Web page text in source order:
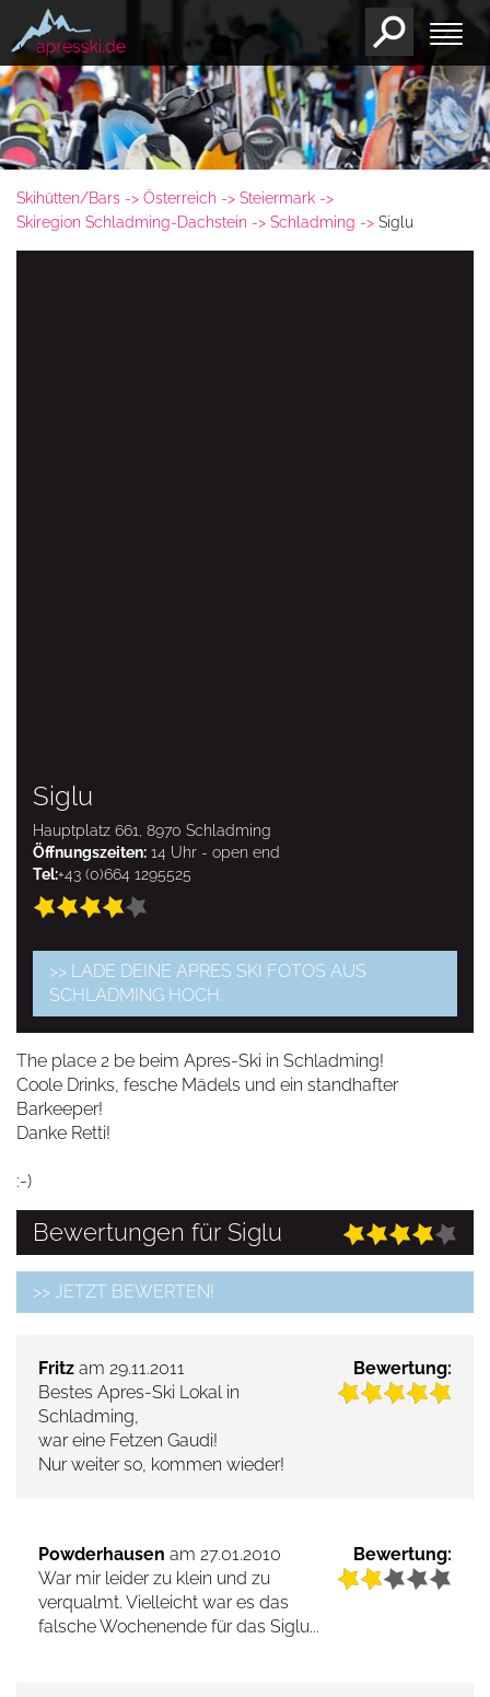
Skihütten/Bars Österreich
Steiermark
Skiregion Schladming-Dachstein
Schladming Siglu
Siglu
Hauptplatz 661, 8970 Schladming
Öffnungszeiten: 14 Uhr - open end
Tel:+43 (0)664 1295525
>> LADE DEINE APRES SKI FOTOS AUS
SCHLADMING HOCH.
The place 2 be beim Apres-Ski in Schladming!
Coole Drinks, fesche Mädels und ein standhafter
Barkeeper!
Danke Retti!
:-)
Bewertungen für Siglu
>> JETZT BEWERTEN!
Bewertung:
Fritz am 29.11.2011
Bestes Apres-Ski Lokal in
Schladming,
war eine Fetzen Gaudi!
Nur weiter so, kommen wieder!
Bewertung:
Powderhausen am 27.01.2010
War mir leider zu klein und zu
verqualmt. Vielleicht war es das
falsche Wochenende für das Siglu...